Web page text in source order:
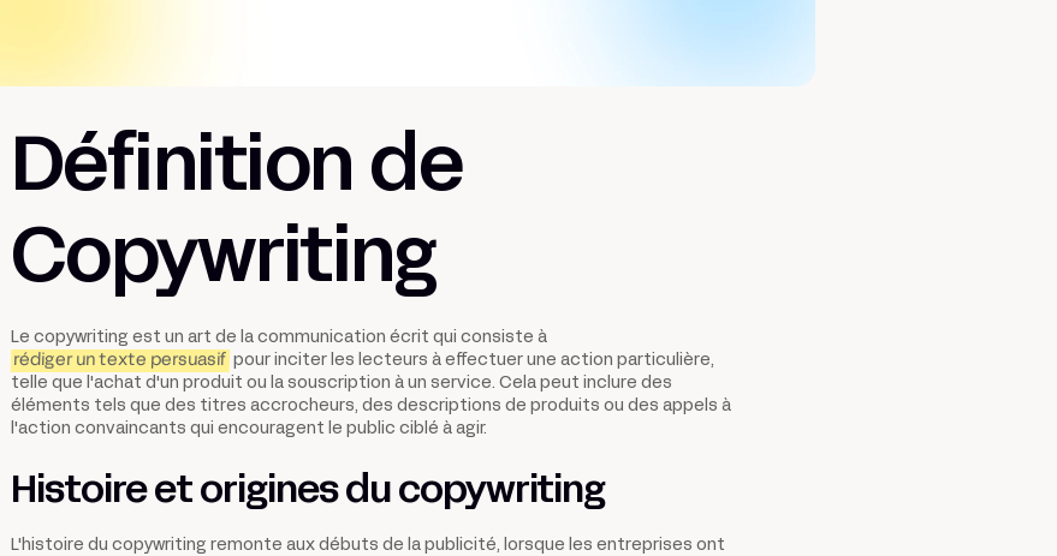
Définition de
Copywriting
Le copywriting est un art de la communication écrit qui consiste à
rédiger un texte persuasif pour inciter les lecteurs à effectuer une action particulière,
telle que l'achat d'un produit ou la souscription à un service. Cela peut inclure des
éléments tels que des titres accrocheurs, des descriptions de produits ou des appels à
l'action convaincants qui encouragent le public ciblé à agir.
Histoire et origines du copywriting
L'histoire du copywriting remonte aux débuts de la publicité, lorsque les entreprises ont